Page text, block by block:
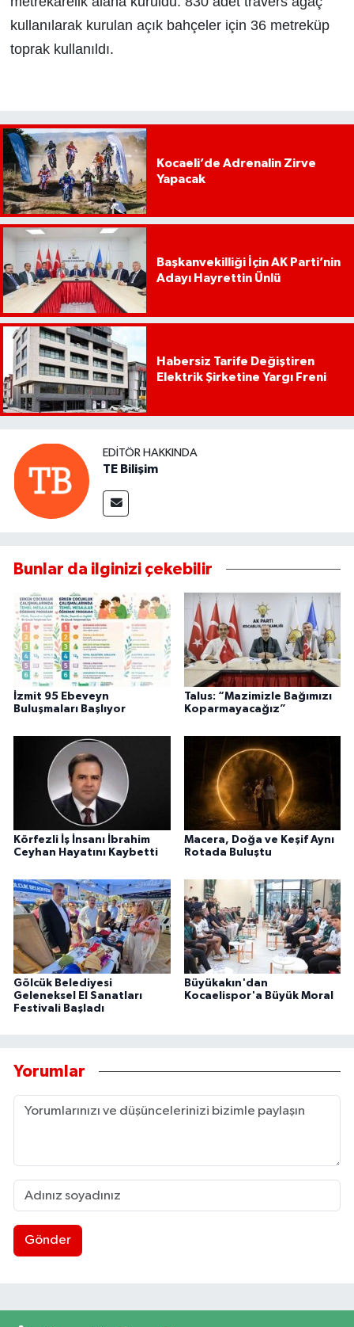
kullanılarak kurulan açık bahçeler için 36 metreküp
toprak kullanıldı.
Kocaeli’de Adrenalin Zirve
Yapacak
Başkanvekilliği İçin AK Parti’nin
Adayı Hayrettin Ünlü
Habersiz Tarife Değiştiren
Elektrik Şirketine Yargı Freni
EDITÖR HAKKINDA
TE Bilişim
Bunlar da ilginizi çekebilir
İzmit 95 Ebeveyn
Buluşmaları Başlıyor
Talus: “Mazimizle Bağımızı
Koparmayacağız”
Körfezli İş İnsanı İbrahim
Ceyhan Hayatını Kaybetti
Macera, Doğa ve Keşif Aynı
Rotada Buluştu
Gölcük Belediyesi
Geleneksel El Sanatları
Festivali Başladı
Büyükakın'dan
Kocaelispor'a Büyük Moral
Yorumlar
Gönder